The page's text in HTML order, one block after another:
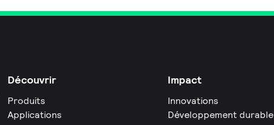
Découvrir
Produits
Applications
Impact
Innovations
Développement durable